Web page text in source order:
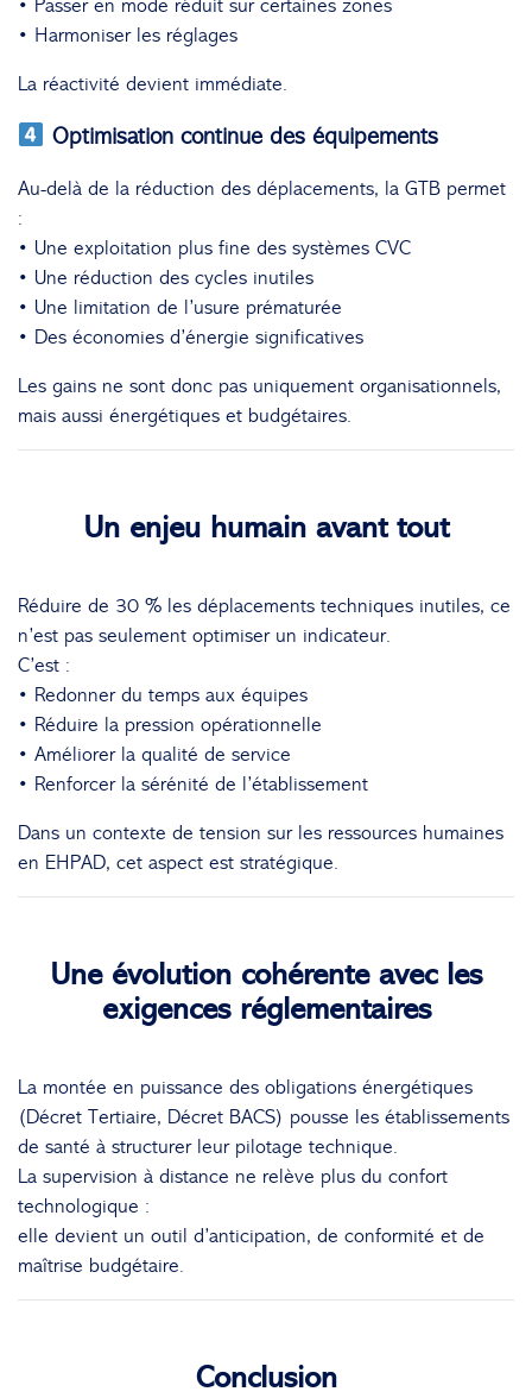
• Passer en mode réduit sur certaines zones
• Harmoniser les réglages
La réactivité devient immédiate.
Optimisation continue des équipements
Au-delà de la réduction des déplacements, la GTB permet
:
• Une exploitation plus fine des systèmes CVC
• Une réduction des cycles inutiles
• Une limitation de l’usure prématurée
• Des économies d’énergie significatives
Les gains ne sont donc pas uniquement organisationnels,
mais aussi énergétiques et budgétaires.
Un enjeu humain avant tout
Réduire de 30 % les déplacements techniques inutiles, ce
n’est pas seulement optimiser un indicateur.
C’est :
• Redonner du temps aux équipes
• Réduire la pression opérationnelle
• Améliorer la qualité de service
• Renforcer la sérénité de l’établissement
Dans un contexte de tension sur les ressources humaines
en EHPAD, cet aspect est stratégique.
Une évolution cohérente avec les
exigences réglementaires
La montée en puissance des obligations énergétiques
(Décret Tertiaire, Décret BACS) pousse les établissements
de santé à structurer leur pilotage technique.
La supervision à distance ne relève plus du confort
technologique :
elle devient un outil d’anticipation, de conformité et de
maîtrise budgétaire.
Conclusion